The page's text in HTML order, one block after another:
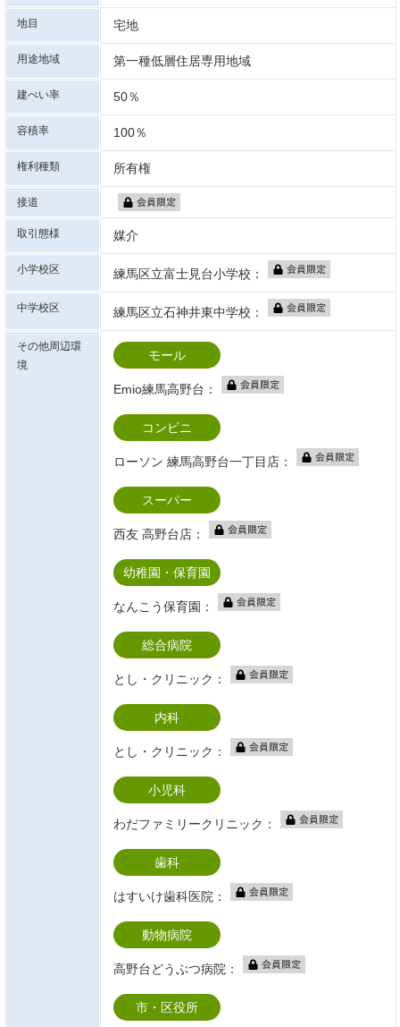
地目 宅地
用途地域 第一種低層住居専用地域
建ぺい率 50％
容積率 100％
権利種類 所有権
接道
取引態様 媒介
小学校区 練馬区立富士見台小学校：
中学校区 練馬区立石神井東中学校：
その他周辺環
境
モール
Emio練馬高野台：
コンビニ
ローソン 練馬高野台一丁目店：
スーパー
西友 高野台店：
幼稚園・保育園
なんこう保育園：
総合病院
とし・クリニック：
内科
とし・クリニック：
小児科
わだファミリークリニック：
歯科
はすいけ歯科医院：
動物病院
高野台どうぶつ病院：
市・区役所